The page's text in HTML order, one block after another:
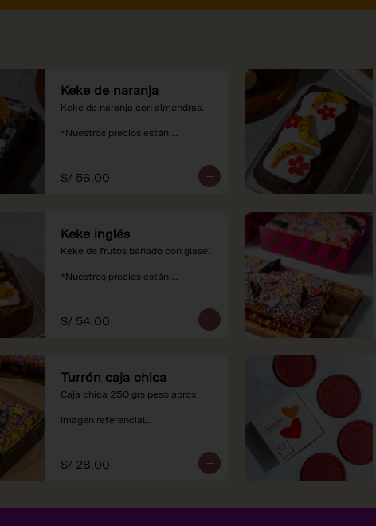
Keke de naranja
Keke de naranja con almendras.
*Nuestros precios están
S/ 56.00
Keke inglés
Keke de frutos bañado con glasé.
*Nuestros precios están
S/ 54.00
Turrón caja chica
Caja chica 250 grs peso aprox
Imagen referencial
expresados en soles e incluyen
impuestos de ley y recargo al
S/ 28.00